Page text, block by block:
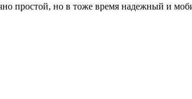
простой, но в тоже время надежный и